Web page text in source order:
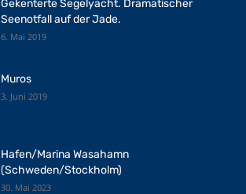
Gekenterte Segelyacht. Dramatischer
Seenotfall auf der Jade.
6. Mai 2019
Muros
3. Juni 2019
Hafen/Marina Wasahamn
(Schweden/Stockholm)
30. Mai 2023